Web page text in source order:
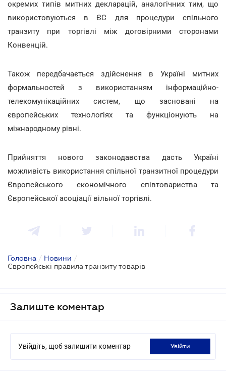
окремих типів митних декларацій, аналогічних тим, що
використовуються в ЄС для процедури спільного
транзиту при торгівлі між договірними сторонами
Конвенцій.
Також передбачається здійснення в Україні митних
формальностей з використанням інформаційно-
телекомунікаційних систем, що засновані на
європейських технологіях та функціонують на
міжнародному рівні.
Прийняття нового законодавства дасть Україні
можливість використання спільної транзитної процедури
Європейського економічного співтовариства та
Європейської асоціації вільної торгівлі.
Головна / Новини /
Європейські правила транзиту товарів
Залиште коментар
Увійдіть, щоб залишити коментар увійти